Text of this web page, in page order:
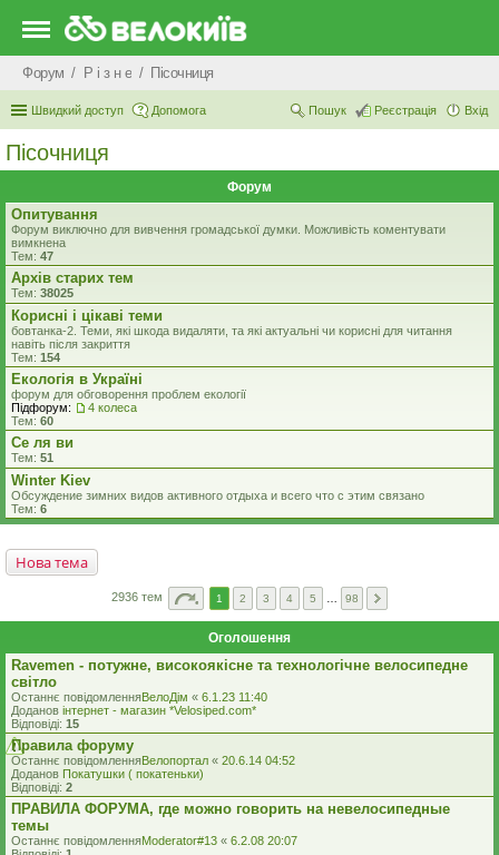
Форум Р i з н е Пісочниця
Швидкий доступ Допомога Вхід
Реєстрація
Пошук
Пісочниця
Форум
Опитування
Форум виключно для вивчення громадської думки. Можливість коментувати
вимкнена
Тем: 47
Архів старих тем
Тем: 38025
Корисні і цікаві теми
бовтанка-2. Теми, які шкода видаляти, та які актуальні чи корисні для читання
навіть після закриття
Тем: 154
Екологiя в Україні
форум для обговорення проблем екології
Підфорум:
4 колеса
Тем: 60
Се ля ви
Тем: 51
Winter Kiev
Обсуждение зимних видов активного отдыха и всего что с этим связано
Тем: 6
Нова тема
2936 тем 1 2 3 4 5 98
Оголошення
Ravemen - потужне, високоякісне та технологічне велосипедне
світло
Останнє повідомленняВелоДім « 6.1.23 11:40
Доданов iнтернет - магазин *Velosiped.com*
Відповіді: 15
Правила форуму
Останнє повідомленняВелопортал « 20.6.14 04:52
Доданов Покатушки ( покатеньки)
Відповіді: 2
ПРАВИЛА ФОРУМА, где можно говорить на невелосипедные
темы
Останнє повідомленняModerator#13 « 6.2.08 20:07